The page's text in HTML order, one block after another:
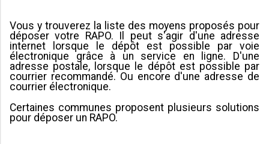
Vous y trouverez la liste des moyens proposés pour
déposer votre RAPO. Il peut s'agir d'une adresse
internet lorsque le dépôt est possible par voie
électronique grâce à un service en ligne. D'une
adresse postale, lorsque le dépôt est possible par
courrier recommandé. Ou encore d'une adresse de
courrier électronique.
Certaines communes proposent plusieurs solutions
pour déposer un RAPO.